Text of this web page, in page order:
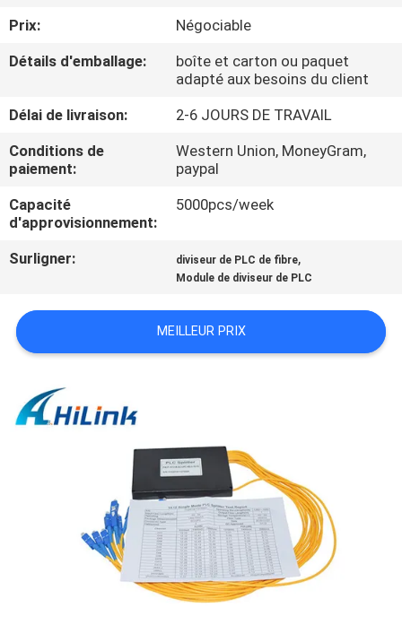
DE
L'USINE
CONTRÔLE
DE
LA
QUALITÉ
NOUS
CONTACTER
NOUVELLES
LES
DEMANDEZ
UN DEVIS
Prix:
Négociable
Détails d'emballage:
boîte et carton ou paquet
adapté aux besoins du client
Délai de livraison:
2-6 JOURS DE TRAVAIL
Conditions de
paiement:
Western Union, MoneyGram,
paypal
Capacité
d'approvisionnement:
5000pcs/week
Surligner: diviseur de PLC de fibre,
Module de diviseur de PLC
MEILLEUR PRIX